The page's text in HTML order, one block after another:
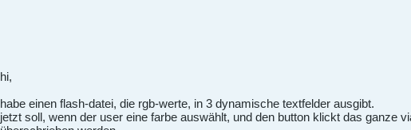
hi,
habe einen flash-datei, die rgb-werte, in 3 dynamische textfelder ausgibt.
jetzt soll, wenn der user eine farbe auswählt, und den button klickt das ganze